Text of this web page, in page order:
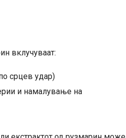
вклучуваат:
срцев удар)
и намалување на